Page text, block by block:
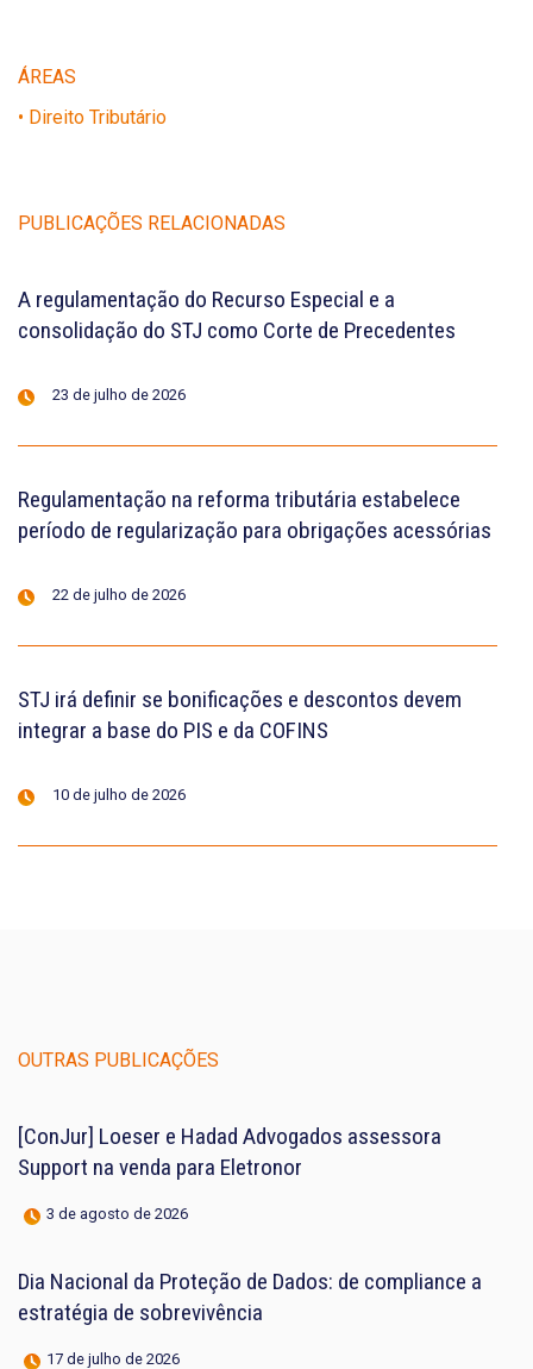
ÁREAS
• Direito Tributário
PUBLICAÇÕES RELACIONADAS
A regulamentação do Recurso Especial e a
consolidação do STJ como Corte de Precedentes
23 de julho de 2026
Regulamentação na reforma tributária estabelece
período de regularização para obrigações acessórias
22 de julho de 2026
STJ irá definir se bonificações e descontos devem
integrar a base do PIS e da COFINS
10 de julho de 2026
OUTRAS PUBLICAÇÕES
[ConJur] Loeser e Hadad Advogados assessora
Support na venda para Eletronor
3 de agosto de 2026
Dia Nacional da Proteção de Dados: de compliance a
estratégia de sobrevivência
17 de julho de 2026